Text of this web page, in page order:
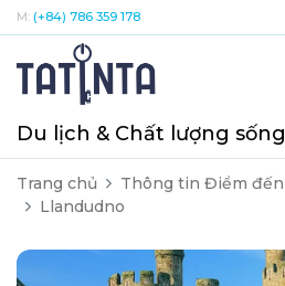
M: (+84) 786 359 178
Du lịch & Chất lượng sống
Trang chủ Thông tin Điểm đến
Llandudno